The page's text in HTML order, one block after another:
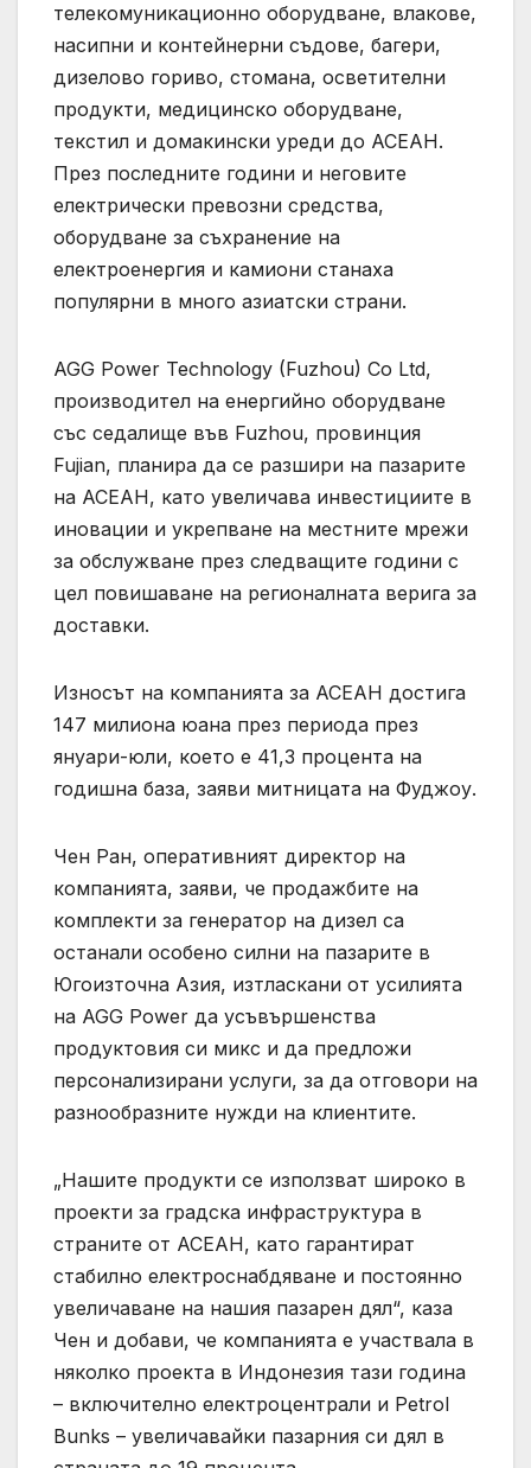
телекомуникационно оборудване, влакове,
насипни и контейнерни съдове, багери,
дизелово гориво, стомана, осветителни
продукти, медицинско оборудване,
текстил и домакински уреди до АСЕАН.
През последните години и неговите
електрически превозни средства,
оборудване за съхранение на
електроенергия и камиони станаха
популярни в много азиатски страни.
AGG Power Technology (Fuzhou) Co Ltd,
производител на енергийно оборудване
със седалище във Fuzhou, провинция
Fujian, планира да се разшири на пазарите
на АСЕАН, като увеличава инвестициите в
иновации и укрепване на местните мрежи
за обслужване през следващите години с
цел повишаване на регионалната верига за
доставки.
Износът на компанията за АСЕАН достига
147 милиона юана през периода през
януари-юли, което е 41,3 процента на
годишна база, заяви митницата на Фуджоу.
Чен Ран, оперативният директор на
компанията, заяви, че продажбите на
комплекти за генератор на дизел са
останали особено силни на пазарите в
Югоизточна Азия, изтласкани от усилията
на AGG Power да усъвършенства
продуктовия си микс и да предложи
персонализирани услуги, за да отговори на
разнообразните нужди на клиентите.
„Нашите продукти се използват широко в
проекти за градска инфраструктура в
страните от АСЕАН, като гарантират
стабилно електроснабдяване и постоянно
увеличаване на нашия пазарен дял“, каза
Чен и добави, че компанията е участвала в
няколко проекта в Индонезия тази година
– включително електроцентрали и Petrol
Bunks – увеличавайки пазарния си дял в